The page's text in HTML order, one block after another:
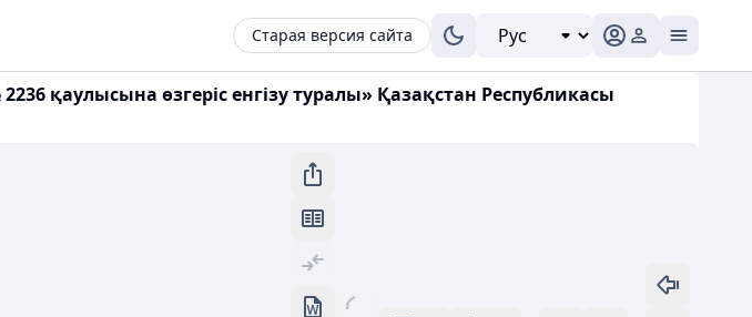
Старая версия сайта
қаулысына өзгеріс енгізу туралы» Қазақстан Республикасы